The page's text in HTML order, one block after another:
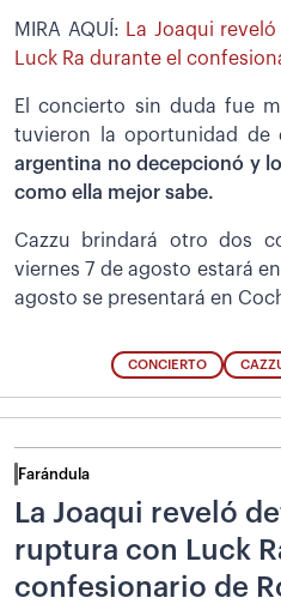
MIRA AQUÍ: La Joaqui
Luck Ra durante el
El concierto sin duda fue
tuvieron la oportunidad de
argentina no decepcionó y
como ella mejor sabe.
Cazzu brindará otro dos
viernes 7 de agosto estará
agosto se presentará en
CONCIERTO
Farándula
La Joaqui reveló
ruptura con Luck
confesionario de